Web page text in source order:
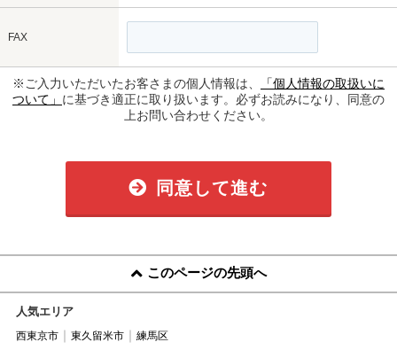
FAX
※ご入力いただいたお客さまの個人情報は、
「個人情報の取扱いに
ついて」 に基づき適正に取り扱います。必ずお読みになり、同意の
上お問い合わせください。
同意して進む
このページの先頭へ
人気エリア
西東京市 東久留米市 練馬区